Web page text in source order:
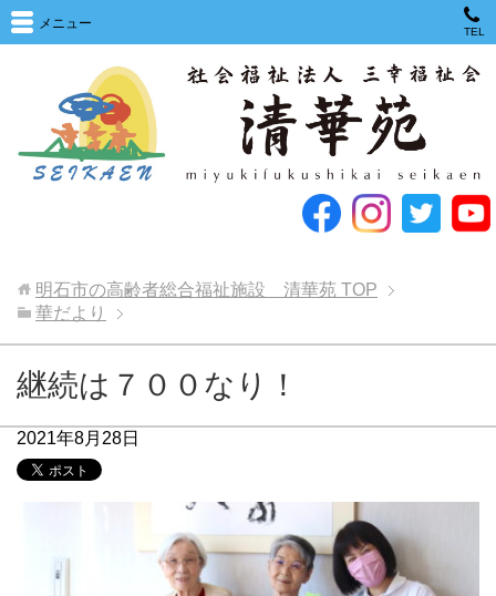
メニュー
TEL
明石市の高齢者総合福祉施設 清華苑 TOP
華だより
継続は７００なり！
2021年8月28日